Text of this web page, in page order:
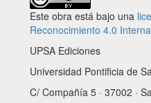
Este obra está bajo una
Reconocimiento 4.0
UPSA Ediciones
Universidad Pontificia de
C/ Compañía 5 · 37002 ·